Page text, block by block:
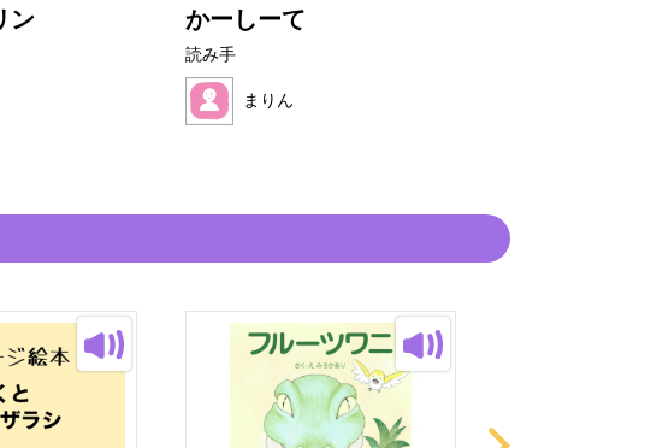
ン かーしーて
読み手
まりん